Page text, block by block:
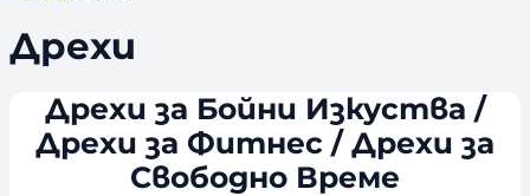
Дрехи
Дрехи за Бойни Изкуства /
Дрехи за Фитнес / Дрехи за
Свободно Време